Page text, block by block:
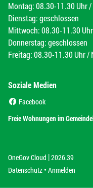
Montag: 08.30-11.30 Uhr
Dienstag: geschlossen
Mittwoch: 08.30-11.30
Donnerstag: geschlossen
Freitag: 08.30-11.30 Uhr
Soziale Medien
Facebook
Freie Wohnungen im
OneGov Cloud (External Link)
|2026.39
Datenschutz (External Link)
Anmelden